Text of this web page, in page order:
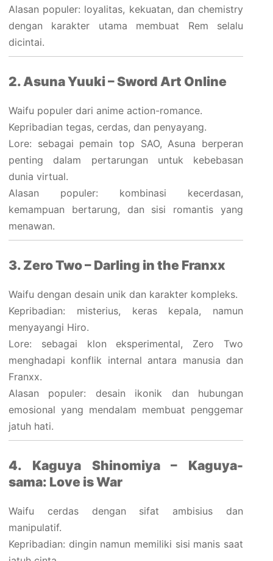
Alasan populer: loyalitas, kekuatan, dan chemistry
dengan karakter utama membuat Rem selalu
dicintai.
2. Asuna Yuuki – Sword Art Online
Waifu populer dari anime action-romance.
Kepribadian tegas, cerdas, dan penyayang.
Lore: sebagai pemain top SAO, Asuna berperan
penting dalam pertarungan untuk kebebasan
dunia virtual.
Alasan populer: kombinasi kecerdasan,
kemampuan bertarung, dan sisi romantis yang
menawan.
3. Zero Two – Darling in the Franxx
Waifu dengan desain unik dan karakter kompleks.
Kepribadian: misterius, keras kepala, namun
menyayangi Hiro.
Lore: sebagai klon eksperimental, Zero Two
menghadapi konflik internal antara manusia dan
Franxx.
Alasan populer: desain ikonik dan hubungan
emosional yang mendalam membuat penggemar
jatuh hati.
4. Kaguya Shinomiya – Kaguya-
sama: Love is War
Waifu cerdas dengan sifat ambisius dan
manipulatif.
Kepribadian: dingin namun memiliki sisi manis saat